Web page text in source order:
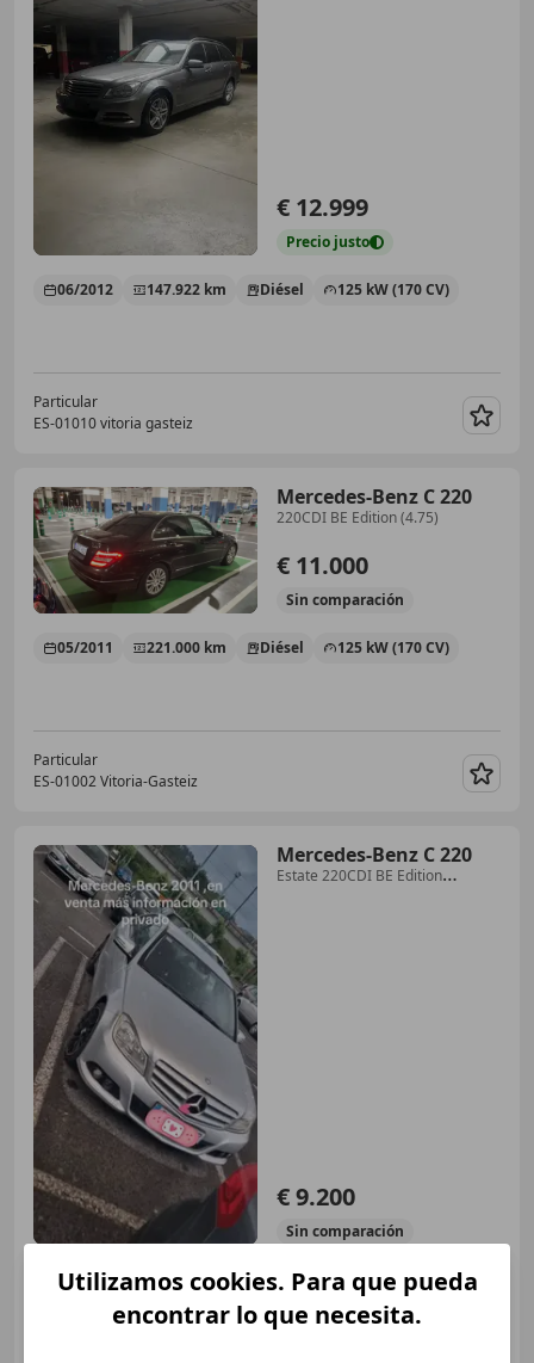
€ 12.999
Precio justo
06/2012 147.922 km Diésel 125 kW (170 CV)
Particular
ES-01010 vitoria gasteiz
Mercedes-Benz C 220
220CDI BE Edition (4.75)
€ 11.000
Sin comparación
05/2011 221.000 km Diésel 125 kW (170 CV)
Particular
ES-01002 Vitoria-Gasteiz
Mercedes-Benz C 220
Estate 220CDI BE Edition
€ 9.200
Sin comparación
01/2011 300.000 km Diésel 125 kW (170 CV)
Utilizamos cookies. Para que pueda
encontrar lo que necesita.